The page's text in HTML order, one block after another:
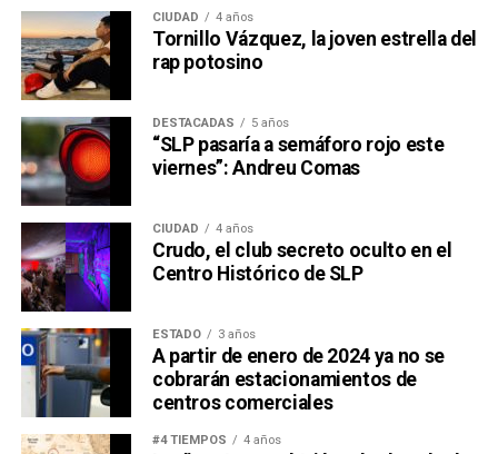
CIUDAD 4 años
Tornillo Vázquez, la joven estrella del
rap potosino
DESTACADAS 5 años
“SLP pasaría a semáforo rojo este
viernes”: Andreu Comas
CIUDAD 4 años
Crudo, el club secreto oculto en el
Centro Histórico de SLP
ESTADO 3 años
A partir de enero de 2024 ya no se
cobrarán estacionamientos de
centros comerciales
#4 TIEMPOS 4 años